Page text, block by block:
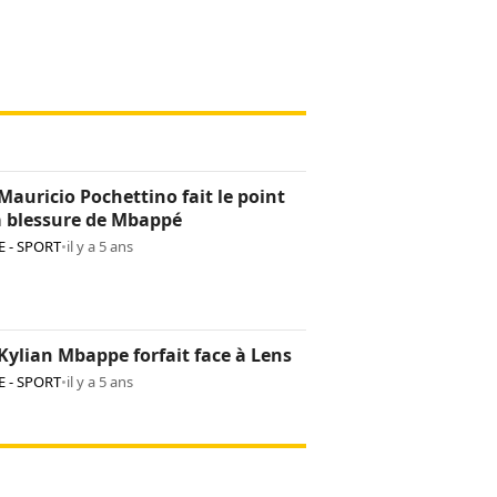
Mauricio Pochettino fait le point
blessure de Mbappé
- SPORT•il y a 5 ans
Mbappe forfait face à Lens
- SPORT•il y a 5 ans